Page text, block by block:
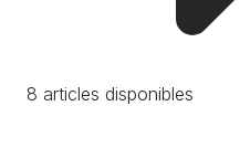
8 articles disponibles